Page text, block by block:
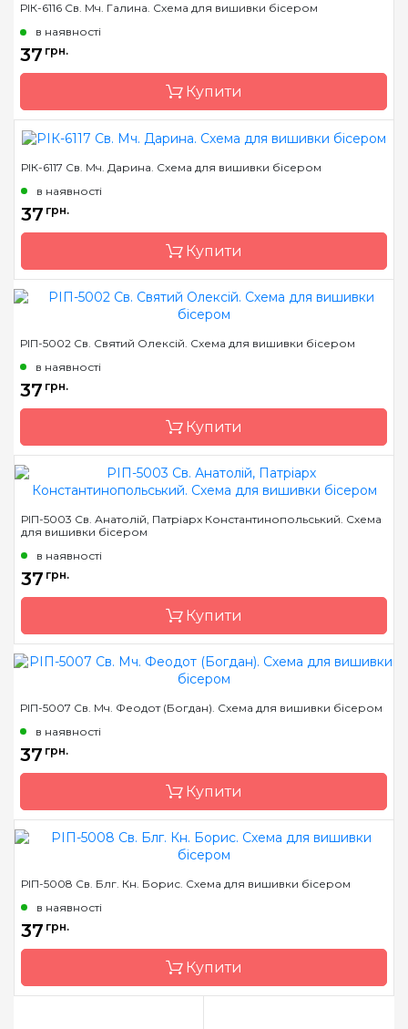
Бренд
Країна виробник
Зашивання
флізеліном
Розмір
7,5*10,5 см
РІК-6116 Св. Мч. Галина. Схема для вишивки бісером
в наявності
37 грн.
Купити
Бренд
Країна виробник
Зашивання
флізеліном
Розмір
7,5*10,5 см
РІК-6117 Св. Мч. Дарина. Схема для вишивки бісером
в наявності
37 грн.
Купити
Зашивання
Матеріал
атлас, дубльований
Розмір
7,5*10,5 см
РІП-5002 Св. Святий Олексій. Схема для вишивки бісером
в наявності
37 грн.
Купити
Країна виробник
Зашивання
Матеріал
Розмір
13*16 см
РІП-5003 Св. Анатолій, Патріарх Константинопольський. Схема
для вишивки бісером
в наявності
37 грн.
Купити
Зашивання
Матеріал
атлас, дубльований
Розмір
13*16 см
РІП-5007 Св. Мч. Феодот (Богдан). Схема для вишивки бісером
в наявності
37 грн.
Купити
Зашивання
Матеріал
атлас, дубльований
Розмір
13*16 см
РІП-5008 Св. Блг. Кн. Борис. Схема для вишивки бісером
в наявності
37 грн.
Купити